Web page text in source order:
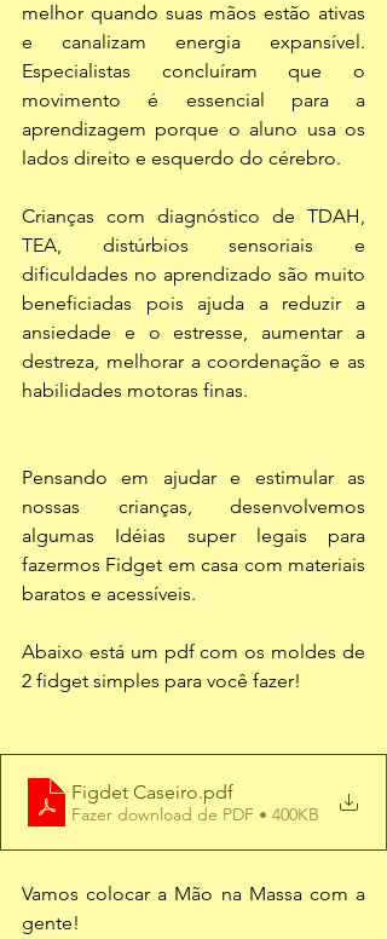
melhor quando suas mãos estão ativas
e canalizam energia expansível.
Especialistas concluíram que o
movimento é essencial para a
aprendizagem porque o aluno usa os
lados direito e esquerdo do cérebro.
Crianças com diagnóstico de TDAH,
TEA, distúrbios sensoriais e
dificuldades no aprendizado são muito
beneficiadas pois ajuda a reduzir a
ansiedade e o estresse, aumentar a
destreza, melhorar a coordenação e as
habilidades motoras finas.
Pensando em ajudar e estimular as
nossas crianças, desenvolvemos
algumas Idéias super legais para
fazermos Fidget em casa com materiais
baratos e acessíveis.
Abaixo está um pdf com os moldes de
2 fidget simples para você fazer!
Figdet Caseiro.pdf
Fazer download de PDF • 400KB
Vamos colocar a Mão na Massa com a
gente!